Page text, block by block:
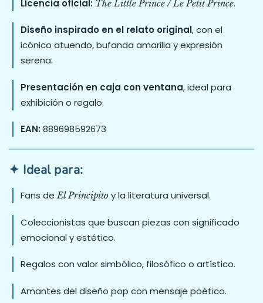
Licencia oficial: The Little Prince / Le Petit Prince.
Diseño inspirado en el relato original, con el
icónico atuendo, bufanda amarilla y expresión
serena.
Presentación en caja con ventana, ideal para
exhibición o regalo.
EAN: 889698592673
✦ Ideal para:
Fans deEl Principito y la literatura universal.
Coleccionistas que buscan piezas con significado
emocional y estético.
Regalos con valor simbólico, filosófico o artístico.
Amantes del diseño pop con mensaje poético.